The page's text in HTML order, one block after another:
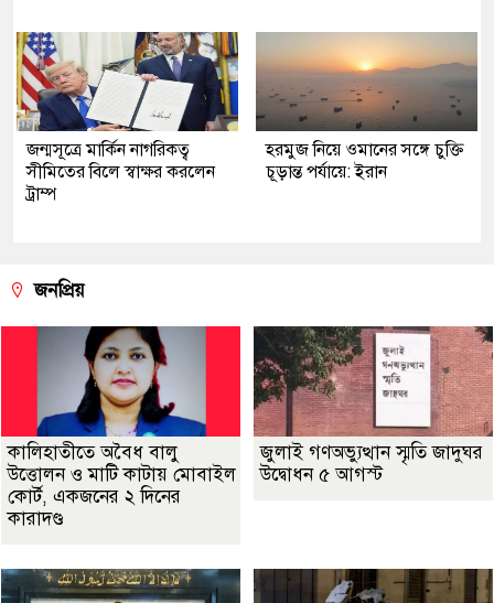
জন্মসূত্রে মার্কিন নাগরিকত্ব
সীমিতের বিলে স্বাক্ষর করলেন
ট্রাম্প
হরমুজ নিয়ে ওমানের সঙ্গে চুক্তি
চূড়ান্ত পর্যায়ে: ইরান
জনপ্রিয়
কালিহাতীতে অবৈধ বালু
উত্তোলন ও মাটি কাটায় মোবাইল
কোর্ট, একজনের ২ দিনের
কারাদণ্ড
জুলাই গণঅভ্যুত্থান স্মৃতি জাদুঘর
উদ্বোধন ৫ আগস্ট